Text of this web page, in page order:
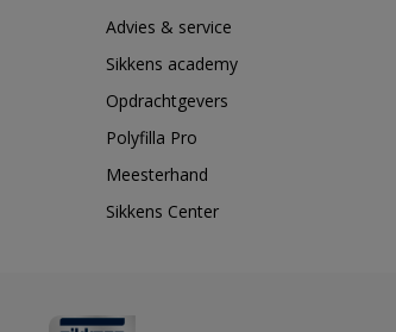
Advies & service
Sikkens academy
Opdrachtgevers
Polyfilla Pro
Meesterhand
Sikkens Center